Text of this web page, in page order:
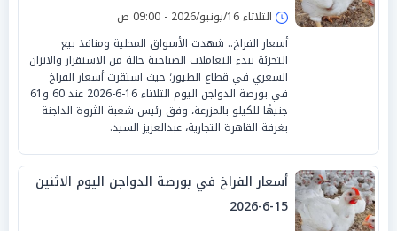
الثلاثاء 16/يونيو/2026 - 09:00 ص
أسعار الفراخ.. شهدت الأسواق المحلية ومنافذ بيع
التجزئة ببدء التعاملات الصباحية حالة من الاستقرار والاتزان
السعري في قطاع الطيور؛ حيث استقرت أسعار الفراخ
في بورصة الدواجن اليوم الثلاثاء 16-6-2026 عند 60 و61
جنيهًا للكيلو بالمزرعة، وفق رئيس شعبة الثروة الداجنة
بغرفة القاهرة التجارية، عبدالعزيز السيد.
أسعار الفراخ في بورصة الدواجن اليوم الاثنين
15-6-2026